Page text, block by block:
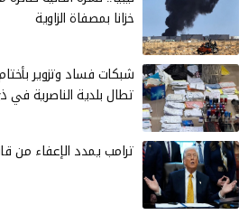
خزانا بمصفاة الزاوية
شبكات فساد وتزوير
تطال بلدية الناصرية في
ترامب يمدد الإعفاء من